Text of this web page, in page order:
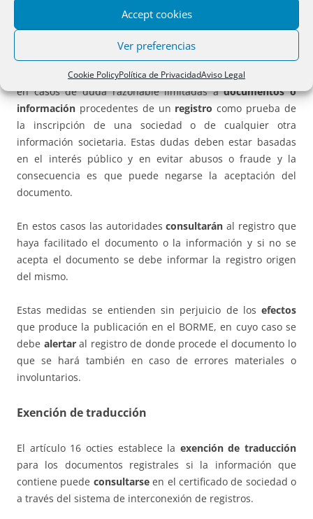
Accept cookies
Ver preferencias
Cookie PolicyPolítica de PrivacidadAviso Legal
al interesado en el plazo máximo de
después de la recepción de la respuesta
del punto de contacto.
También en el artículo 16 septies se establecen
en casos de duda razonable limitadas adocumentos o
información procedentes de un registro como prueba de
la inscripción de una sociedad o de cualquier otra
información societaria. Estas dudas deben estar basadas
en el interés público y en evitar abusos o fraude y la
consecuencia es que puede negarse la aceptación del
documento.
En estos casos las autoridadesconsultarán al registro que
haya facilitado el documento o la información y si no se
acepta el documento se debe informar la registro origen
del mismo.
Estas medidas se entienden sin perjuicio de los efectos
que produce la publicación en el BORME, en cuyo caso se
debe alertaral registro de donde procede el documento lo
que se hará también en caso de errores materiales o
involuntarios.
Exención de traducción
El artículo 16 octies establece la exención de traducción
para los documentos registrales si la información que
contiene puede consultarseen el certificado de sociedad o
a través del sistema de interconexión de registros.